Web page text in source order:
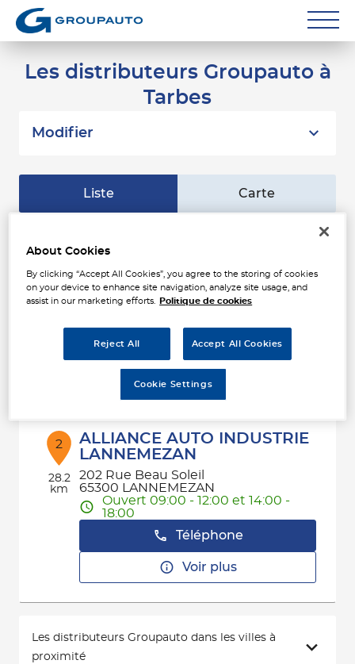
Carrossiers
Contact
Les distributeurs Groupauto à
Tarbes
Modifier
Liste Carte
1
2.37
km
ALLIANCE AUTO INDUSTRIE
23 AVENUE DE LOURDES
65310 ODOS
Ouvert 09:00 - 12:00 et 14:00 -
Téléphone
2
28.2
km
ALLIANCE AUTO INDUSTRIE
LANNEMEZAN
202 Rue Beau Soleil
65300 LANNEMEZAN
Ouvert 09:00 - 12:00 et 14:00 -
18:00
Téléphone
Voir plus
Les distributeurs Groupauto dans les villes à
proximité
About Cookies
By clicking “Accept All Cookies”, you agree to the storing of cookies
on your device to enhance site navigation, analyze site usage, and
assist in our marketing efforts.
Politique de cookies
Reject All Accept All Cookies
Cookie Settings